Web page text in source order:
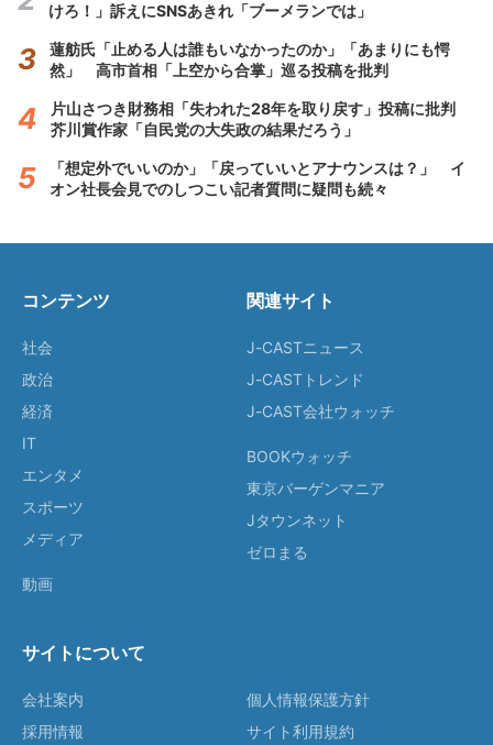
けろ！」訴えにSNSあきれ「ブーメランでは」
蓮舫氏「止める人は誰もいなかったのか」「あまりにも愕
然」 高市首相「上空から合掌」巡る投稿を批判
片山さつき財務相「失われた28年を取り戻す」投稿に批判
芥川賞作家「自民党の大失政の結果だろう」
「想定外でいいのか」「戻っていいとアナウンスは？」 イ
オン社長会見でのしつこい記者質問に疑問も続々
コンテンツ
社会
政治
経済
IT
エンタメ
スポーツ
メディア
動画
関連サイト
J-CASTニュース
J-CASTトレンド
J-CAST会社ウォッチ
BOOKウォッチ
東京バーゲンマニア
Jタウンネット
ゼロまる
サイトについて
会社案内
採用情報
個人情報保護方針
サイト利用規約